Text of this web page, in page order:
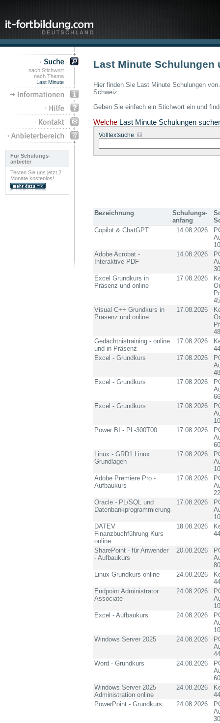
nach Stichwort
nach Thema
Last Minute
Für Schulungs-
anbieter
Testen Sie uns jetzt 2
Monate kostenlos!
Last Minute Schulungen
Hier finden Sie Last Minute Schulungen
Schweiz.
Geben Sie einfach ein Stichwort ein und
Welche Last Minute Schulungen
Volltextsuche
Bezeichnung
Schulungs-
anfang
Copilot & ChatGPT
14.08.2026
Adobe Acrobat -
Interaktive PDF
14.08.2026
Excel Grundkurs in
Präsenz und online
17.08.2026
Visual C++ Grundkurs in
Präsenz und online
17.08.2026
Gedächtnistraining - online
und in Präsenz
17.08.2026
Excel - Grundkurs
17.08.2026
Excel - Grundkurs
17.08.2026
Excel - Grundkurs
17.08.2026
Power BI - PL-300T00
17.08.2026
Linux - GRD1 Linux
Grundlagen
17.08.2026
Adobe Premiere Pro -
Aufbaukurs
17.08.2026
Oracle - PL/SQL und
Datenbankprogrammierung
17.08.2026
DATEV
Finanzbuchführung Kurs
online
18.08.2026
SharePoint - für Anwender
- Aufbaukurs
20.08.2026
Linux Grundkurs online
24.08.2026
Endpoint Administrator
Associate
24.08.2026
Excel - Aufbaukurs
24.08.2026
Windows Server 2025
24.08.2026
Word - Grundkurs
24.08.2026
Windows Server 2025
Administration online
24.08.2026
PowerPoint - Grundkurs
24.08.2026